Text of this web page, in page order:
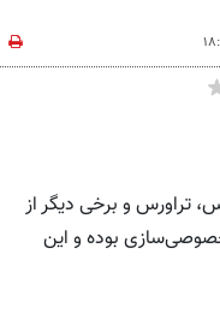
تراورس و برخی دیگر از
در سازمان خصوصی‌سازی بوده و این
ایران به ما